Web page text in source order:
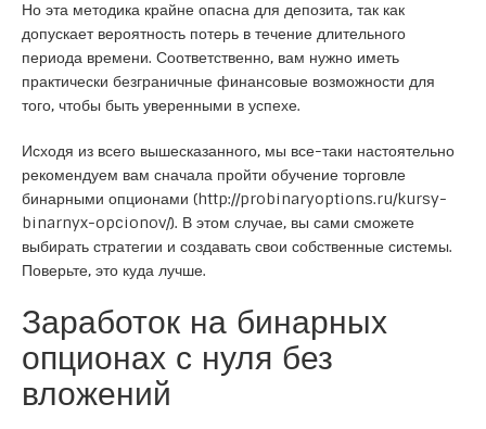
Но эта методика крайне опасна для депозита, так как
допускает вероятность потерь в течение длительного
периода времени. Соответственно, вам нужно иметь
практически безграничные финансовые возможности для
того, чтобы быть уверенными в успехе.
Исходя из всего вышесказанного, мы все-таки настоятельно
рекомендуем вам сначала пройти обучение торговле
бинарными опционами (http://probinaryoptions.ru/kursy-
binarnyx-opcionov/). В этом случае, вы сами сможете
выбирать стратегии и создавать свои собственные системы.
Поверьте, это куда лучше.
Заработок на бинарных
опционах с нуля без
вложений